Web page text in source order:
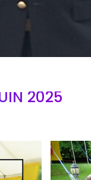
2025
Branding